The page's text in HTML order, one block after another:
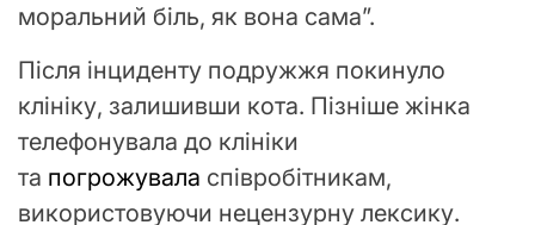
моральний біль, як вона сама”.
Після інциденту подружжя покинуло
клініку, залишивши кота. Пізніше жінка
телефонувала до клініки
та погрожувала співробітникам,
використовуючи нецензурну лексику.